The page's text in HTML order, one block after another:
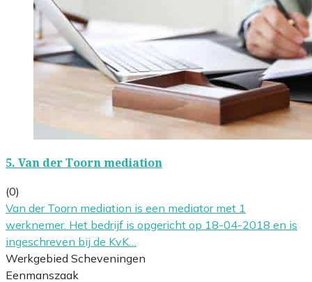
5. Van der Toorn mediation
(0)
Van der Toorn mediation is een mediator met 1
werknemer. Het bedrijf is opgericht op 18-04-2018 en is
ingeschreven bij de KvK…
Werkgebied Scheveningen
Eenmanszaak